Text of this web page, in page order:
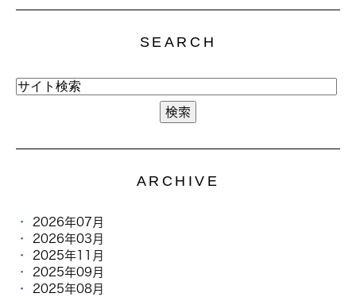
SEARCH
ARCHIVE
2026年07月
2026年03月
2025年11月
2025年09月
2025年08月